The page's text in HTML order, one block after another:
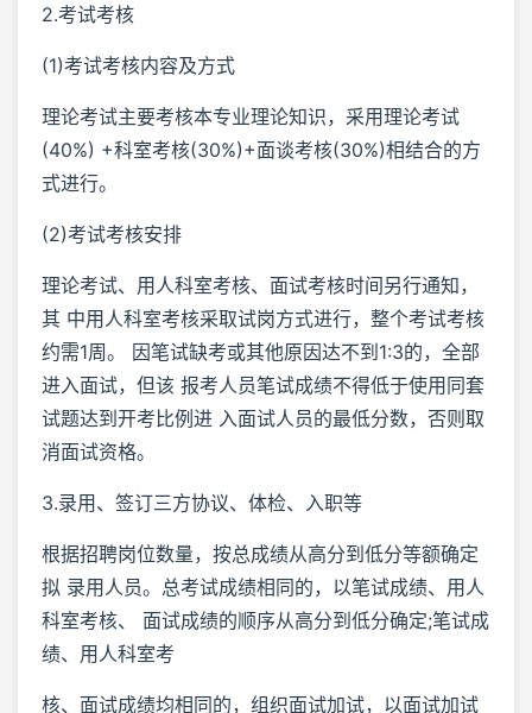
2.考试考核
(1)考试考核内容及方式
理论考试主要考核本专业理论知识，采用理论考试
(40%) +科室考核(30%)+面谈考核(30%)相结合的方
式进行。
(2)考试考核安排
理论考试、用人科室考核、面试考核时间另行通知，
其 中用人科室考核采取试岗方式进行，整个考试考核
约需1周。 因笔试缺考或其他原因达不到1:3的，全部
进入面试，但该 报考人员笔试成绩不得低于使用同套
试题达到开考比例进 入面试人员的最低分数，否则取
消面试资格。
3.录用、签订三方协议、体检、入职等
根据招聘岗位数量，按总成绩从高分到低分等额确定
拟 录用人员。总考试成绩相同的，以笔试成绩、用人
科室考核、 面试成绩的顺序从高分到低分确定;笔试成
绩、用人科室考
核、面试成绩均相同的，组织面试加试，以面试加试